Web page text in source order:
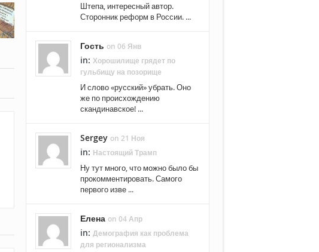
Штепа, интересный автор.
Сторонник реформ в России. ...
Гость on 06 Янв
in: Хорошилище грядет по
гульбищу на позорище
И слово «русский» убрать. Оно
же по происхождению
скандинавское! ...
Sergey on 21 Ноя
in: Настоящий Трамп
Ну тут много, что можно было бы
прокомментировать. Самого
первого изве ...
Елена on 04 Апр
in: Демография как проблема
для регионализма